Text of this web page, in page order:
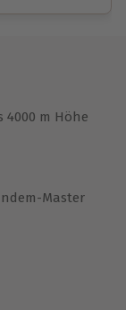
4000 m Höhe
Master